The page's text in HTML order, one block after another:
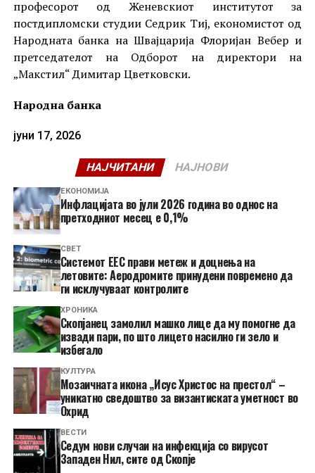
професорот од Женевскиот институтот за
постдипломски студии Cедрик Тиј, економистот од
Народната банка на Швајцарија Флоријан Вебер и
претседателот на Одборот на директори на
„Макстил“ Димитар Цветковски.
Народна банка
јуни 17, 2026
НАЈЧИТАНИ НАЈНОВИ
ЕКОНОМИЈА
Инфлацијата во јули 2026 година во однос на
претходниот месец е 0,1%
СВЕТ
Системот ЕЕС прави метеж и доцнења на
летовите: Аеродромите принудени повремено да
ги исклучуваат контролите
ХРОНИКА
Скопјанец замолил машко лице да му помогне да
извади пари, по што лицето насилно ги зело и
избегало
КУЛТУРА
Мозаичната икона „Исус Христос на престол“ –
уникатно сведоштво за византиската уметност во
Охрид
ВЕСТИ
Седум нови случаи на инфекција со вирусот
Западен Нил, сите од Скопје